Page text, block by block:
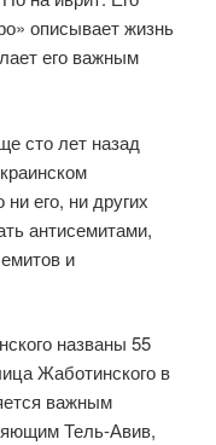
описывает жизнь
его важным
сто лет назад
его, ни других
антисемитами,
и
названы 55
Жаботинского в
важным
Тель-Авив,